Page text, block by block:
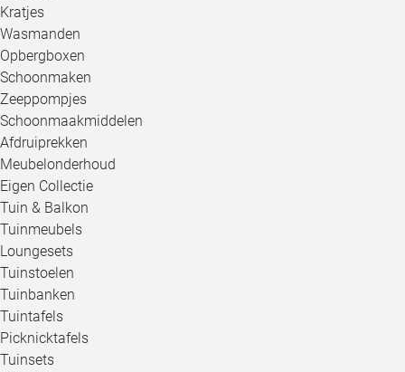
Kratjes
Wasmanden
Opbergboxen
Schoonmaken
Zeeppompjes
Schoonmaakmiddelen
Afdruiprekken
Meubelonderhoud
Eigen Collectie
Tuin & Balkon
Tuinmeubels
Loungesets
Tuinstoelen
Tuinbanken
Tuintafels
Picknicktafels
Tuinsets